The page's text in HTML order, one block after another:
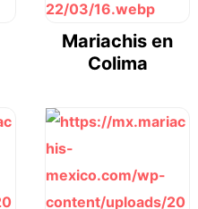
Mariachis en
Colima